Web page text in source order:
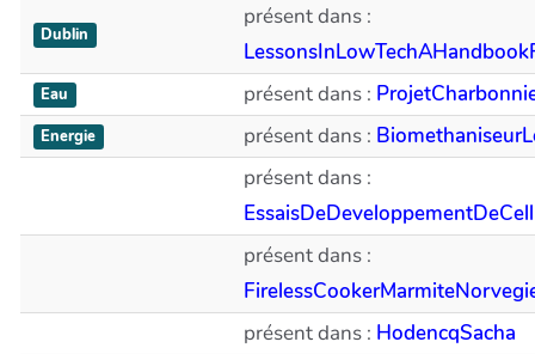
Dublin
présent dans :
Eau présent dans :
Energie présent dans :
présent dans :
présent dans :
présent dans : HodencqSacha